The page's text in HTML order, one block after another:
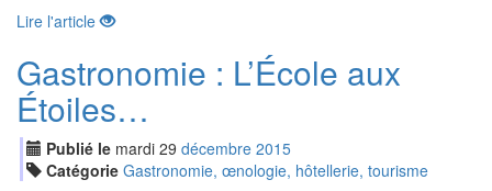
Lire l'article
Gastronomie : L’École aux
Étoiles…
Publié le mardi 29 décembre 2015
Catégorie Gastronomie, œnologie, hôtellerie, tourisme